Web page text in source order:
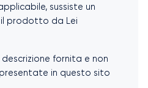
sussiste un
prodotto da Lei
fornita e non
in questo sito